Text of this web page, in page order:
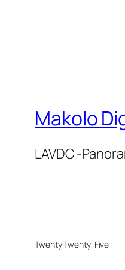
Makolo
LAVDC -
Twenty Twenty-Five